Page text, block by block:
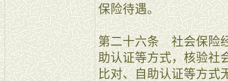
保险待遇。
第二十六条 社会保险
助认证等方式，核验社
比对、自助认证等方式